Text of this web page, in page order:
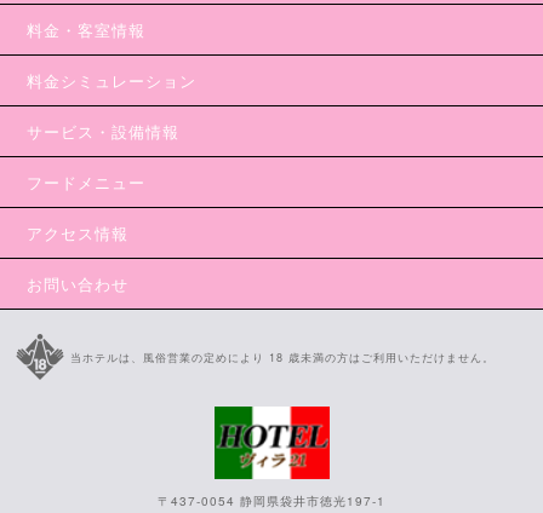
料金・客室情報
料金シミュレーション
サービス・設備情報
フードメニュー
アクセス情報
お問い合わせ
当ホテルは、風俗営業の定めにより 18 歳未満の方はご利用いただけません。
〒437-0054 静岡県袋井市徳光197-1